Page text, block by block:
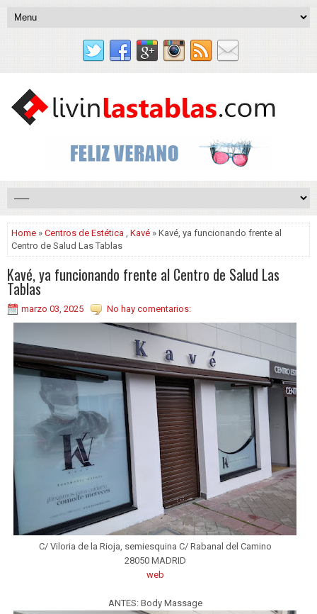
Home » Centros de Estética , Kavé » Kavé, ya funcionando frente al
Centro de Salud Las Tablas
Kavé, ya funcionando frente al Centro de Salud Las
Tablas
marzo 03, 2025 No hay comentarios:
C/ Viloria de la Rioja, semiesquina C/ Rabanal del Camino
28050 MADRID
web
ANTES: Body Massage